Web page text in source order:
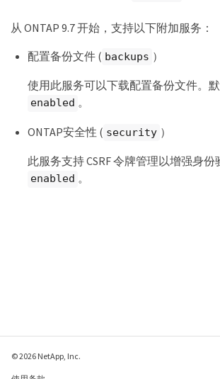
从 ONTAP 9.7 开始，支持以下附加服务：
配置备份文件 ( backups ）
使用此服务可以下载配置备份文件。
enabled 。
ONTAP安全性 ( security ）
此服务支持 CSRF 令牌管理以增强身
enabled 。
© 2026 NetApp, Inc.